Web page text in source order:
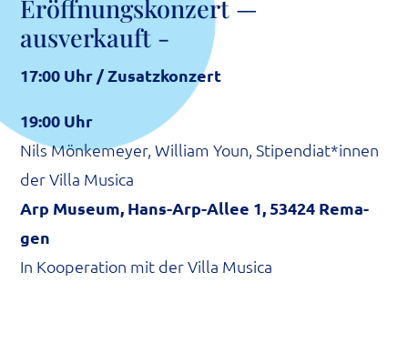
Eröff­nungs­kon­zert —
ausverkauft -
17:00 Uhr / Zusatzkonzert
19:00 Uhr
Nils Mön­ke­mey­er, Wil­liam Youn, Stipendiat*innen
der Vil­la Musi­ca
Arp Muse­um, Hans-Arp-Allee 1, 53424 Rema­
gen
In Koope­ra­ti­on mit der Vil­la Musica